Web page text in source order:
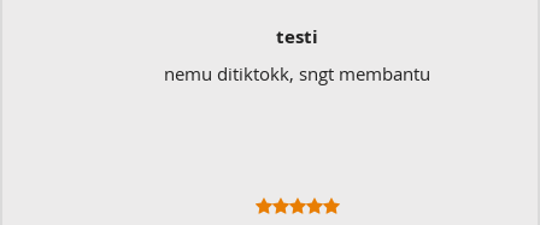
testi
nemu ditiktokk, sngt membantu